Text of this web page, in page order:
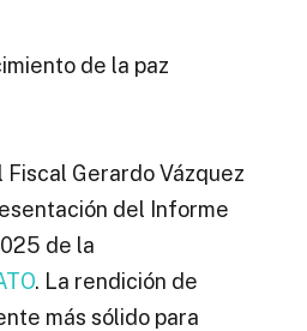
de la paz
Fiscal Gerardo Vázquez
del Informe
de la
. La rendición de
más sólido para